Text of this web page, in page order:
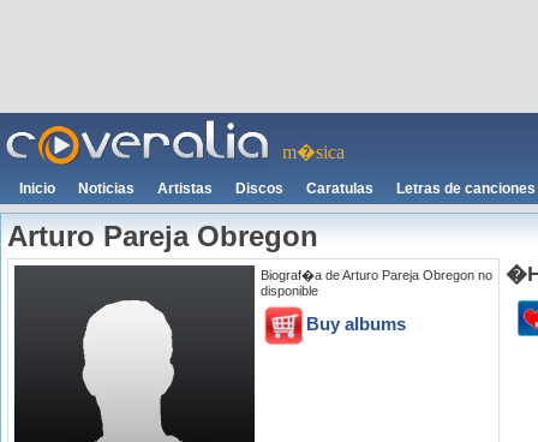
m�sica
Inicio Noticias Artistas Discos Caratulas Letras de canciones
Arturo Pareja Obregon
Biograf�a de Arturo Pareja Obregon no
disponible
Buy albums